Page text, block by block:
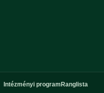
Intézményi program Ranglista